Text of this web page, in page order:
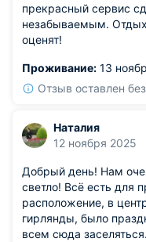
прекрасный сервис
незабываемым.
оценят!
Проживание: 13
Отзыв оставлен
Наталия
12 ноября 2025
Добрый день! Нам
светло! Всё есть для
расположение, в
гирлянды, было
всем сюда